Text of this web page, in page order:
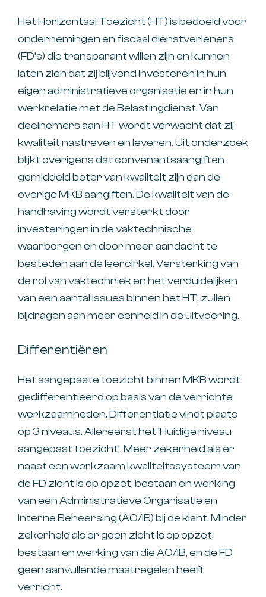
Het Horizontaal Toezicht (HT) is bedoeld voor
ondernemingen en fiscaal dienstverleners
(FD’s) die transparant willen zijn en kunnen
laten zien dat zij blijvend investeren in hun
eigen administratieve organisatie en in hun
werkrelatie met de Belastingdienst. Van
deelnemers aan HT wordt verwacht dat zij
kwaliteit nastreven en leveren. Uit onderzoek
blijkt overigens dat convenantsaangiften
gemiddeld beter van kwaliteit zijn dan de
overige MKB aangiften. De kwaliteit van de
handhaving wordt versterkt door
investeringen in de vaktechnische
waarborgen en door meer aandacht te
besteden aan de leercirkel. Versterking van
de rol van vaktechniek en het verduidelijken
van een aantal issues binnen het HT, zullen
bijdragen aan meer eenheid in de uitvoering.
Differentiëren
Het aangepaste toezicht binnen MKB wordt
gedifferentieerd op basis van de verrichte
werkzaamheden. Differentiatie vindt plaats
op 3 niveaus. Allereerst het ‘Huidige niveau
aangepast toezicht’. Meer zekerheid als er
naast een werkzaam kwaliteitssysteem van
de FD zicht is op opzet, bestaan en werking
van een Administratieve Organisatie en
Interne Beheersing (AO/IB) bij de klant. Minder
zekerheid als er geen zicht is op opzet,
bestaan en werking van die AO/IB, en de FD
geen aanvullende maatregelen heeft
verricht.